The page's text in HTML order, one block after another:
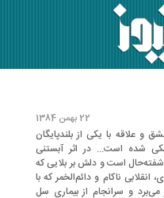
با یکی از بلندپایگان
است... در اثر آبستنی
است و دلش بر بلایی که
ناکام و دائم‌الخمر که با
سرانجام از بیماری سل